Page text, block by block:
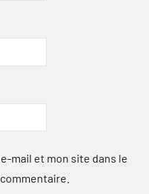
mail et mon site dans le